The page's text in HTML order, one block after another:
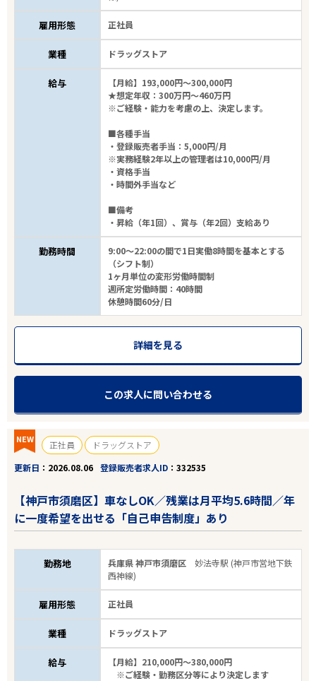
雇用形態 正社員
業種 ドラッグストア
給与
【月給】193,000円～300,000円
★想定年収：300万円～460万円
※ご経験・能力を考慮の上、決定します。
■各種手当
・登録販売者手当：5,000円/月
※実務経験2年以上の管理者は10,000円/月
・資格手当
・時間外手当など
■備考
・昇給（年1回）、賞与（年2回）支給あり
勤務時間
9:00～22:00の間で1日実働8時間を基本とする
（シフト制）
1ヶ月単位の変形労働時間制
週所定労働時間：40時間
休憩時間60分/日
詳細を見る
この求人に問い合わせる
NEW 正社員
ドラッグストア
更新日
2026.08.06 登録販売者求人ID 332535
【神戸市須磨区】車なしOK／残業は月平均5.6時間／年
に一度希望を出せる「自己申告制度」あり
勤務地 兵庫県 神戸市須磨区妙法寺駅 (神戸市営地下鉄
西神線)
雇用形態 正社員
業種 ドラッグストア
給与
【月給】210,000円～380,000円
※ご経験・勤務区分等により決定します